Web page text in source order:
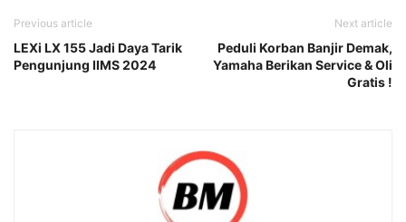
Previous article
LEXi LX 155 Jadi Daya Tarik
Pengunjung IIMS 2024
Next article
Peduli Korban Banjir Demak,
Yamaha Berikan Service & Oli
Gratis !